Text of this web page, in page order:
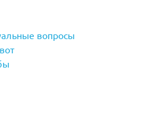
вопросы